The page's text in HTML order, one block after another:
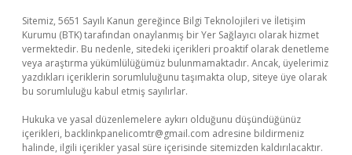
Sitemiz, 5651 Sayılı Kanun gereğince Bilgi Teknolojileri ve İletişim
Kurumu (BTK) tarafından onaylanmış bir Yer Sağlayıcı olarak hizmet
vermektedir. Bu nedenle, sitedeki içerikleri proaktif olarak denetleme
veya araştırma yükümlülüğümüz bulunmamaktadır. Ancak, üyelerimiz
yazdıkları içeriklerin sorumluluğunu taşımakta olup, siteye üye olarak
bu sorumluluğu kabul etmiş sayılırlar.
Hukuka ve yasal düzenlemelere aykırı olduğunu düşündüğünüz
içerikleri, backlinkpanelicomtr@gmail.com adresine bildirmeniz
halinde, ilgili içerikler yasal süre içerisinde sitemizden kaldırılacaktır.